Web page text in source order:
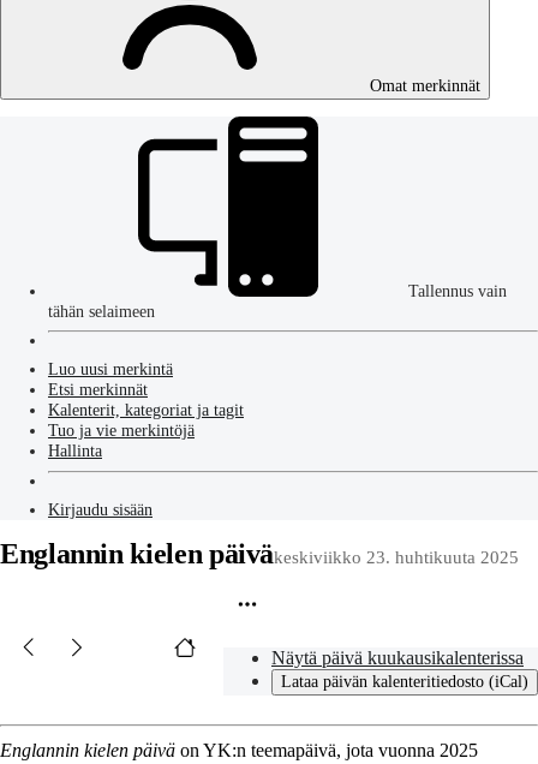
Omat merkinnät
Tallennus vain
tähän selaimeen
Luo uusi merkintä
Etsi merkinnät
Kalenterit, kategoriat ja tagit
Tuo ja vie merkintöjä
Hallinta
Kirjaudu sisään
Englannin kielen päiväkeskiviikko 23. huhtikuuta 2025
Näytä päivä kuukausikalenterissa
Lataa päivän kalenteritiedosto (iCal)
Englannin kielen päivä on YK:n teemapäivä, jota vuonna 2025